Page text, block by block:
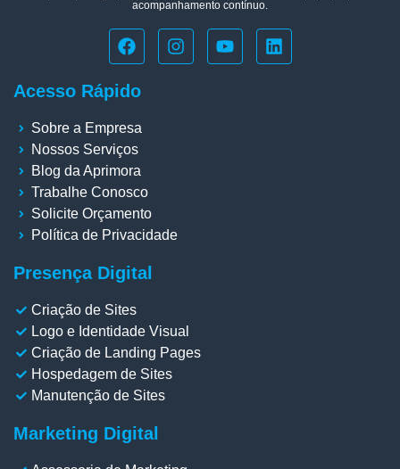
acompanhamento contínuo.
Acesso Rápido
Sobre a Empresa
Nossos Serviços
Blog da Aprimora
Trabalhe Conosco
Solicite Orçamento
Política de Privacidade
Presença Digital
Criação de Sites
Logo e Identidade Visual
Criação de Landing Pages
Hospedagem de Sites
Manutenção de Sites
Marketing Digital